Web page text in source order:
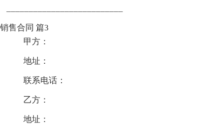
销售合同 篇3
甲方：
地址：
联系电话：
乙方：
地址：